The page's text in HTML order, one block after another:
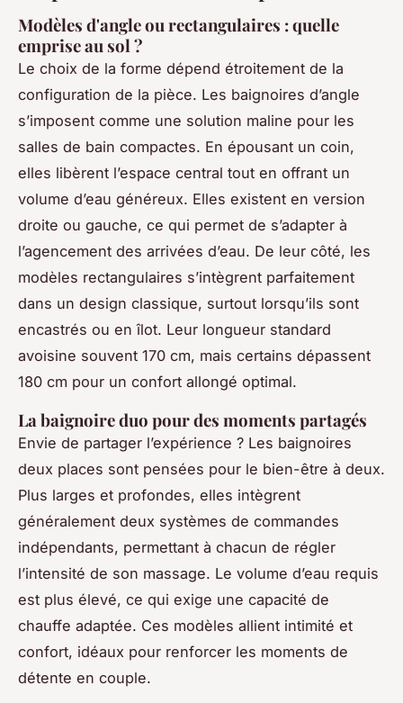
Modèles d'angle ou rectangulaires : quelle
emprise au sol ?
Le choix de la forme dépend étroitement de la
configuration de la pièce. Les baignoires d’angle
s’imposent comme une solution maline pour les
salles de bain compactes. En épousant un coin,
elles libèrent l’espace central tout en offrant un
volume d’eau généreux. Elles existent en version
droite ou gauche, ce qui permet de s’adapter à
l’agencement des arrivées d’eau. De leur côté, les
modèles rectangulaires s’intègrent parfaitement
dans un design classique, surtout lorsqu’ils sont
encastrés ou en îlot. Leur longueur standard
avoisine souvent 170 cm, mais certains dépassent
180 cm pour un confort allongé optimal.
La baignoire duo pour des moments partagés
Envie de partager l’expérience ? Les baignoires
deux places sont pensées pour le bien-être à deux.
Plus larges et profondes, elles intègrent
généralement deux systèmes de commandes
indépendants, permettant à chacun de régler
l’intensité de son massage. Le volume d’eau requis
est plus élevé, ce qui exige une capacité de
chauffe adaptée. Ces modèles allient intimité et
confort, idéaux pour renforcer les moments de
détente en couple.